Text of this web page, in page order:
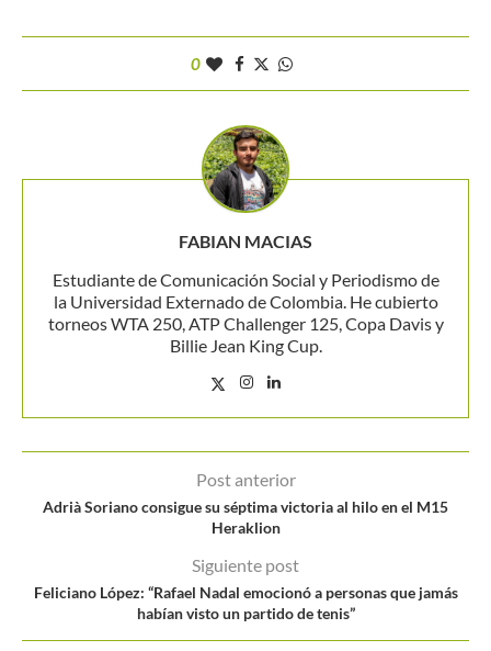
0
FABIAN MACIAS
Estudiante de Comunicación Social y Periodismo de
la Universidad Externado de Colombia. He cubierto
torneos WTA 250, ATP Challenger 125, Copa Davis y
Billie Jean King Cup.
Post anterior
Adrià Soriano consigue su séptima victoria al hilo en el M15
Heraklion
Siguiente post
Feliciano López: “Rafael Nadal emocionó a personas que jamás
habían visto un partido de tenis”